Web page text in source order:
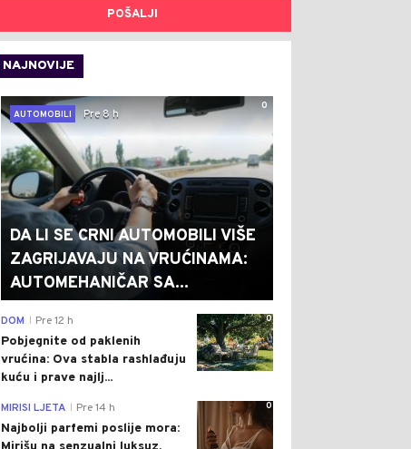
POŠALJI
NAJNOVIJE
0
AUTOMOBILI
Pre 8 h
DA LI SE CRNI AUTOMOBILI VIŠE
ZAGRIJAVAJU NA VRUĆINAMA:
AUTOMEHANIČAR SA...
0
DOM Pre 12 h
Pobjegnite od paklenih
vrućina: Ova stabla rashlađuju
kuću i prave najlj...
0
MIRISI LJETA Pre 14 h
Najbolji parfemi poslije mora: